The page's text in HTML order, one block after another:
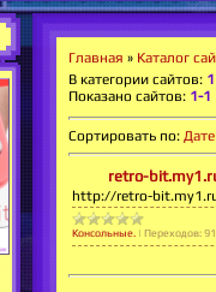
Главная » Каталог
В категории сайтов: 1
Показано сайтов: 1-1
Сортировать по: Дате
retro-
http://retro-
Консольные. | Переходов:91